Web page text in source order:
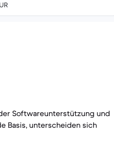
Softwareunterstützung und
Basis, unterscheiden sich